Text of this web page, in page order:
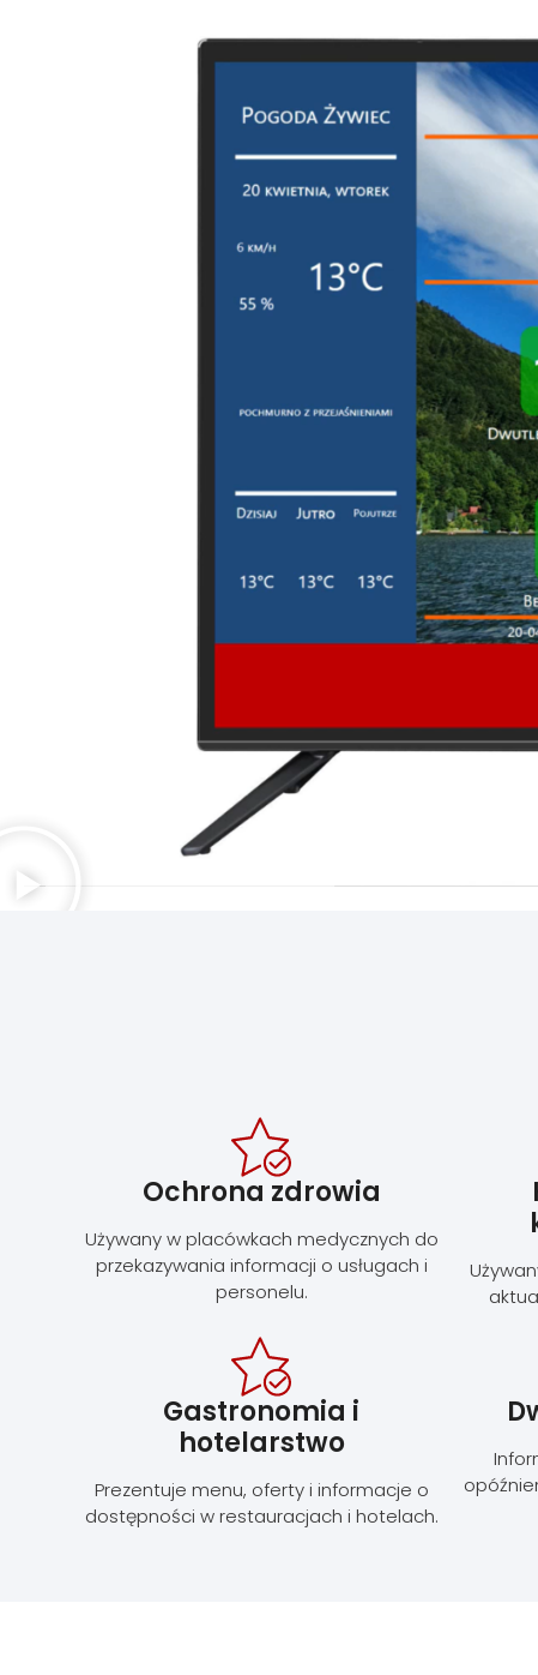
Ochrona zdrowia
Używany w placówkach medycznych do
przekazywania informacji o usługach i
personelu.
Gastronomia i
hotelarstwo
Prezentuje menu, oferty i informacje o
dostępności w restauracjach i hotelach.